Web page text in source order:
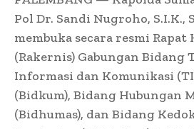
Pol Dr. Sandi Nugroho, S.I.K.,
membuka secara resmi Rapat
(Rakernis) Gabungan Bidang
Informasi dan Komunikasi
(Bidkum), Bidang Hubungan
(Bidhumas), dan Bidang